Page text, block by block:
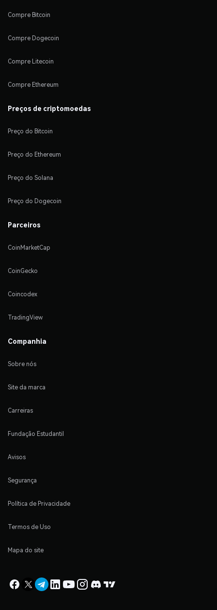
Compre Bitcoin
Compre Dogecoin
Compre Litecoin
Compre Ethereum
Preços de criptomoedas
Preço do Bitcoin
Preço do Ethereum
Preço do Solana
Preço do Dogecoin
Parceiros
CoinMarketCap
CoinGecko
Coincodex
TradingView
Companhia
Sobre nós
Site da marca
Carreiras
Fundação Estudantil
Avisos
Segurança
Política de Privacidade
Termos de Uso
Mapa do site